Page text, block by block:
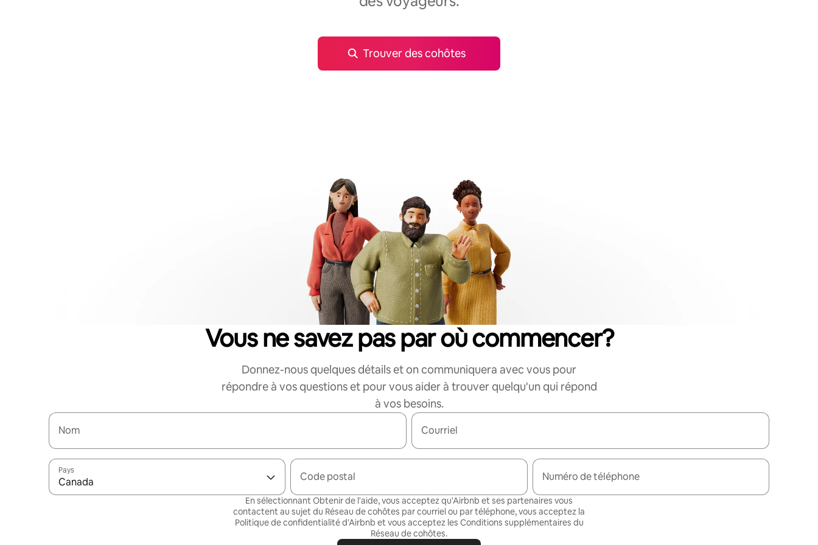
Trouver des cohôtes
Vous ne savez pas par où commencer?
Donnez-nous quelques détails et on communiquera avec vous pour
répondre à vos questions et pour vous aider à trouver quelqu'un qui répond
à vos besoins.
Nom Courriel
Pays
Canada Code postal Numéro de téléphone
En sélectionnant Obtenir de l'aide, vous acceptez qu'Airbnb et ses partenaires vous
contactent au sujet du Réseau de cohôtes par courriel ou par téléphone, vous acceptez la
Politique de confidentialitéd'Airbnb et vous acceptez les Conditions supplémentaires du
Réseau de cohôtes.